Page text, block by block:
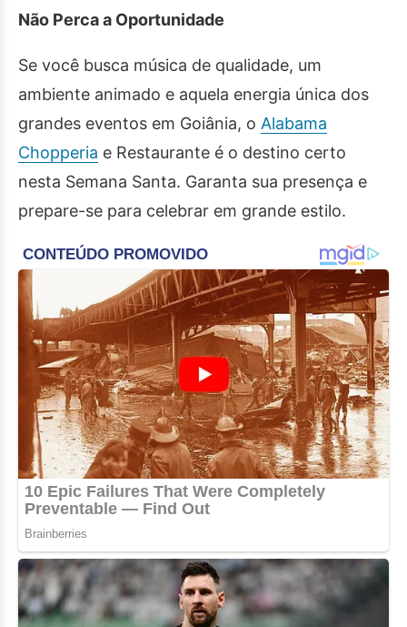
Não Perca a Oportunidade
Se você busca música de qualidade, um
ambiente animado e aquela energia única dos
grandes eventos em Goiânia, o Alabama
Chopperia e Restaurante é o destino certo
nesta Semana Santa. Garanta sua presença e
prepare-se para celebrar em grande estilo.